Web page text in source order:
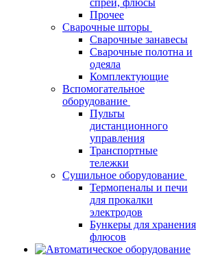
спреи, флюсы
Прочее
Сварочные шторы
Сварочные занавесы
Сварочные полотна и
одеяла
Комплектующие
Вспомогательное
оборудование
Пульты
дистанционного
управления
Транспортные
тележки
Сушильное оборудование
Термопеналы и печи
для прокалки
электродов
Бункеры для хранения
флюсов